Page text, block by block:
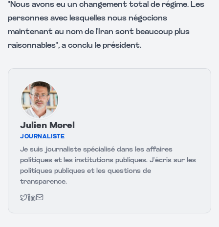
"Nous avons eu un changement total de régime. Les
personnes avec lesquelles nous négocions
maintenant au nom de l'Iran sont beaucoup plus
raisonnables", a conclu le président.
Julien Morel
JOURNALISTE
Je suis journaliste spécialisé dans les affaires
politiques et les institutions publiques. J’écris sur les
politiques publiques et les questions de
transparence.